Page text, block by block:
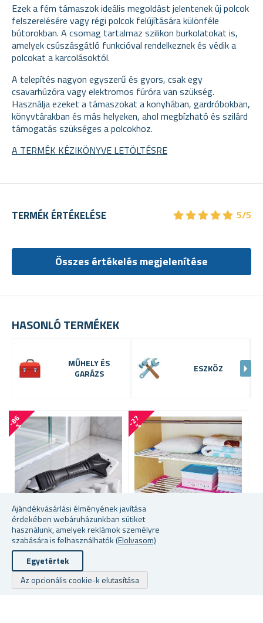
Ajándékvásárlási élményének javítása
érdekében webáruházunkban sütiket
használunk, amelyek reklámok személyre
szabására is felhasználhatók (Elolvasom)
Egyetértek
Az opcionális cookie-k elutasítása
Ezek a fém támaszok ideális megoldást jelentenek új polcok
felszerelésére vagy régi polcok felújítására különféle
bútorokban. A csomag tartalmaz szilikon burkolatokat is,
amelyek csúszásgátló funkcióval rendelkeznek és védik a
polcokat a karcolásoktól.
A telepítés nagyon egyszerű és gyors, csak egy
csavarhúzóra vagy elektromos fúróra van szükség.
Használja ezeket a támaszokat a konyhában, gardróbokban,
könyvtárakban és más helyeken, ahol megbízható és szilárd
támogatás szükséges a polcokhoz.
A TERMÉK KÉZIKÖNYVE LETÖLTÉSRE
HASONLÓ TERMÉKEK
MŰHELY ÉS
GARÁZS
ESZKÖZ
-
8
6
%
3 AZ 1-BEN SZILIKON
MUNKAKÉSZLET
★★★★★
★★★★★
-
2
7
%
TELESZKÓPOS KIEGÉSZÍTŐ
★
★
TERMÉK ÉRTÉKELÉSE ★★★★★
★★★★★ 5/5
Összes értékelés megjelenítése